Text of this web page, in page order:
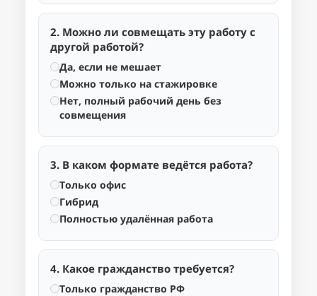
2. Можно ли совмещать эту работу с
другой работой?
Да, если не мешает
Можно только на стажировке
Нет, полный рабочий день без
совмещения
3. В каком формате ведётся работа?
Только офис
Гибрид
Полностью удалённая работа
4. Какое гражданство требуется?
Только гражданство РФ